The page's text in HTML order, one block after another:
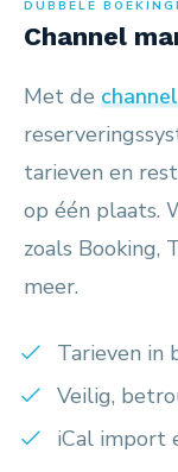
DUBBELE
Channel
Met de
tarieven en
op één plaats.
zoals Booking,
meer.
Tarieven in
Veilig,
iCal import